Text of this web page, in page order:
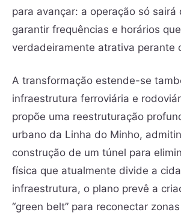
para avançar: a operação só sairá
garantir frequências e horários
verdadeiramente atrativa perante
A transformação estende-se
infraestrutura ferroviária e
propõe uma reestruturação
urbano da Linha do Minho,
construção de um túnel para
física que atualmente divide a
infraestrutura, o plano prevê a
“green belt” para reconectar